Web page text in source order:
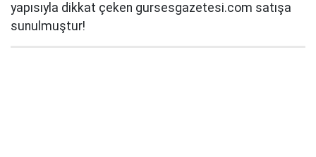
yapısıyla dikkat çeken gursesgazetesi.com satışa
sunulmuştur!